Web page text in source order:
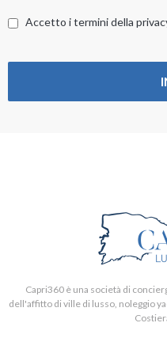
Accetto i termini della
Capri360 è una società di
dell'affitto di ville di lusso, noleggio